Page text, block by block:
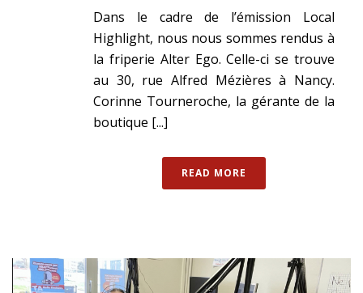
Dans le cadre de l’émission Local
Highlight, nous nous sommes rendus à
la friperie Alter Ego. Celle-ci se trouve
au 30, rue Alfred Mézières à Nancy.
Corinne Tourneroche, la gérante de la
boutique [...]
READ MORE